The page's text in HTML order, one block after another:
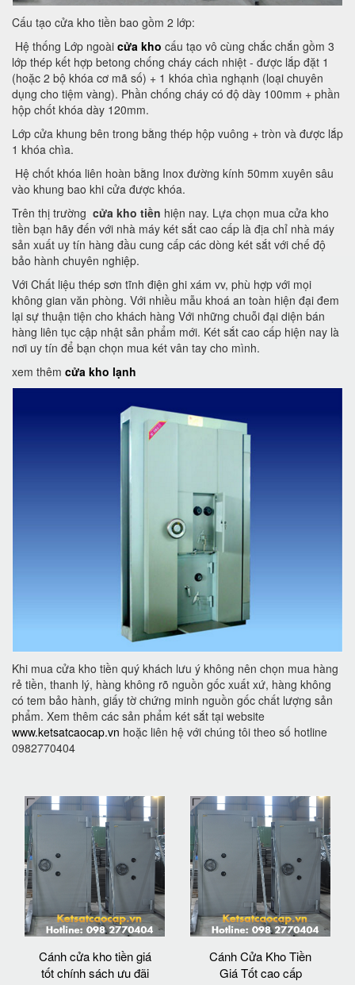
Cấu tạo cửa kho tiền bao gồm 2 lớp:
Hệ thống Lớp ngoài cửa kho cấu tạo vô cùng chắc chắn gồm 3
lớp thép kết hợp betong chống cháy cách nhiệt - được lắp đặt 1
(hoặc 2 bộ khóa cơ mã số) + 1 khóa chìa nghạnh (loại chuyên
dụng cho tiệm vàng). Phần chống cháy có độ dày 100mm + phần
hộp chốt khóa dày 120mm.
Lớp cửa khung bên trong bằng thép hộp vuông + tròn và được lắp
1 khóa chìa.
Hệ chốt khóa liên hoàn bằng Inox đường kính 50mm xuyên sâu
vào khung bao khi cửa được khóa.
Trên thị trường cửa kho tiền hiện nay. Lựa chọn mua cửa kho
tiền bạn hãy đến với nhà máy két sắt cao cấp là địa chỉ nhà máy
sản xuất uy tín hàng đầu cung cấp các dòng két sắt với chế độ
bảo hành chuyên nghiệp.
Với Chất liệu thép sơn tĩnh điện ghi xám vv, phù hợp với mọi
không gian văn phòng. Với nhiều mẫu khoá an toàn hiện đại đem
lại sự thuận tiện cho khách hàng Với những chuỗi đại diện bán
hàng liên tục cập nhật sản phẩm mới. Két sắt cao cấp hiện nay là
nơi uy tín để bạn chọn mua két vân tay cho mình.
xem thêm cửa kho lạnh
Khi mua cửa kho tiền quý khách lưu ý không nên chọn mua hàng
rẻ tiền, thanh lý, hàng không rõ nguồn gốc xuất xứ, hàng không
có tem bảo hành, giấy tờ chứng minh nguồn gốc chất lượng sản
phẩm. Xem thêm các sản phẩm két sắt tại website
www.ketsatcaocap.vn hoặc liên hệ với chúng tôi theo số hotline
0982770404
Cánh cửa kho tiền giá
tốt chính sách ưu đãi
Cánh Cửa Kho Tiền
Giá Tốt cao cấp